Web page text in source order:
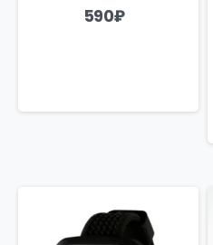
590₽